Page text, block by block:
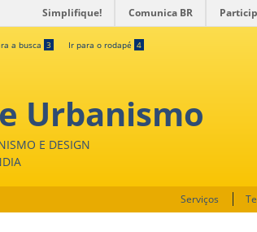
Simplifique! Comunica BR
a busca 3 Ir para o rodapé 4
Urbanismo
E DESIGN
Serviços